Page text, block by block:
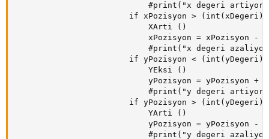
#print("x degeri
if xPozisyon >
                            XArti ()
                            xPozisyon = xPozisyon - 1
#print("x degeri
if yPozisyon <
                            YEksi ()
                            yPozisyon = yPozisyon + 1
#print("y degeri
if yPozisyon >
                            YArti ()
                            yPozisyon = yPozisyon - 1
#print("y degeri